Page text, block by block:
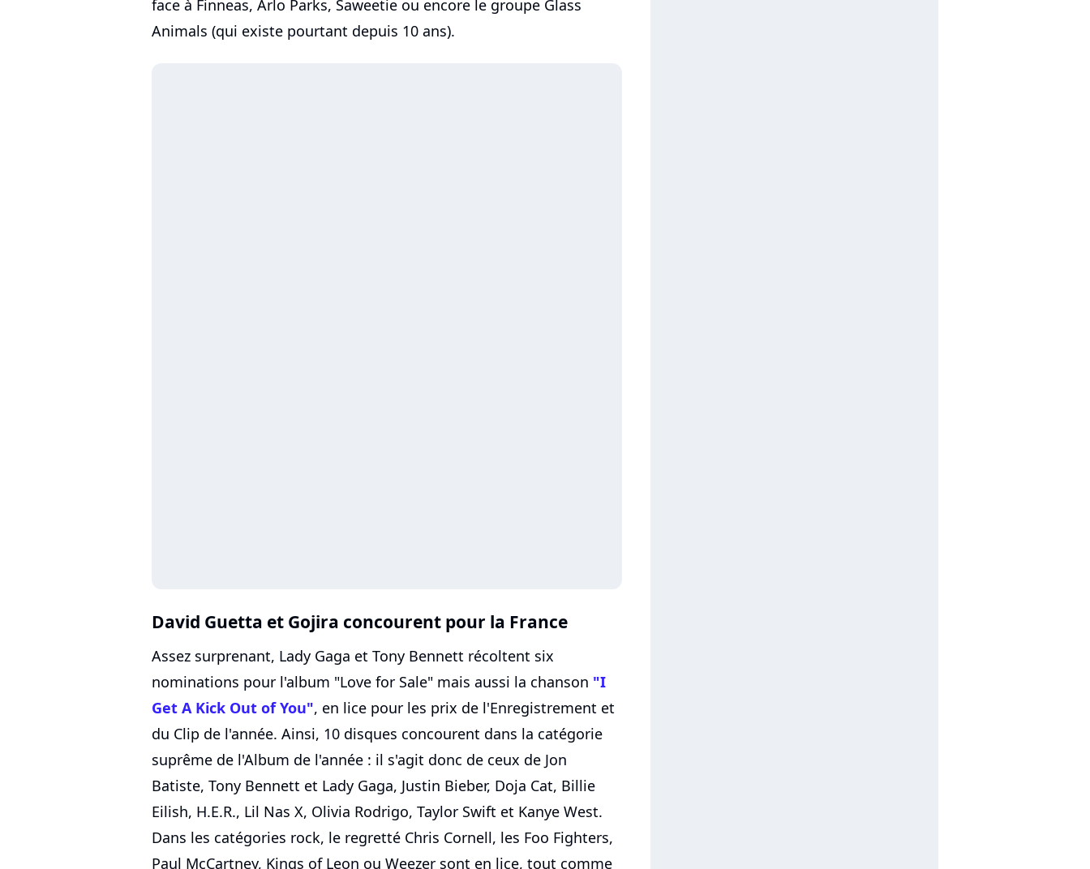
face à Finneas, Arlo Parks, Saweetie ou encore le groupe Glass
Animals (qui existe pourtant depuis 10 ans).
David Guetta et Gojira concourent pour la France
Assez surprenant, Lady Gaga et Tony Bennett récoltent six
nominations pour l'album "Love for Sale" mais aussi la chanson "I
Get A Kick Out of You", en lice pour les prix de l'Enregistrement et
du Clip de l'année. Ainsi, 10 disques concourent dans la catégorie
suprême de l'Album de l'année : il s'agit donc de ceux de Jon
Batiste, Tony Bennett et Lady Gaga, Justin Bieber, Doja Cat, Billie
Eilish, H.E.R., Lil Nas X, Olivia Rodrigo, Taylor Swift et Kanye West.
Dans les catégories rock, le regretté Chris Cornell, les Foo Fighters,
Paul McCartney, Kings of Leon ou Weezer sont en lice, tout comme